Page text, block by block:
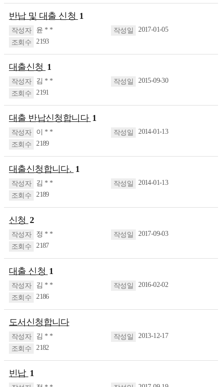
반납 및 대출 신청 1
윤 * *
2017-01-05
2193
대출신청 1
김 * *
2015-09-30
2191
대출 반납신청합니다 1
이 * *
2014-01-13
2189
대출신청합니다. 1
김 * *
2014-01-13
2189
신청 2
정 * *
2017-09-03
2187
대출 신청 1
김 * *
2016-02-02
2186
도서신청합니다
김 * *
2013-12-17
2182
빈납 1